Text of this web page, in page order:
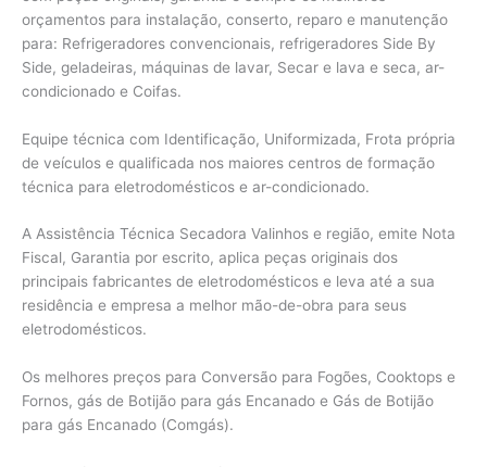
orçamentos para instalação, conserto, reparo e manutenção
para: Refrigeradores convencionais, refrigeradores Side By
Side, geladeiras, máquinas de lavar, Secar e lava e seca, ar-
condicionado e Coifas.
Equipe técnica com Identificação, Uniformizada, Frota própria
de veículos e qualificada nos maiores centros de formação
técnica para eletrodomésticos e ar-condicionado.
A Assistência Técnica Secadora Valinhos e região, emite Nota
Fiscal, Garantia por escrito, aplica peças originais dos
principais fabricantes de eletrodomésticos e leva até a sua
residência e empresa a melhor mão-de-obra para seus
eletrodomésticos.
Os melhores preços para Conversão para Fogões, Cooktops e
Fornos, gás de Botijão para gás Encanado e Gás de Botijão
para gás Encanado (Comgás).